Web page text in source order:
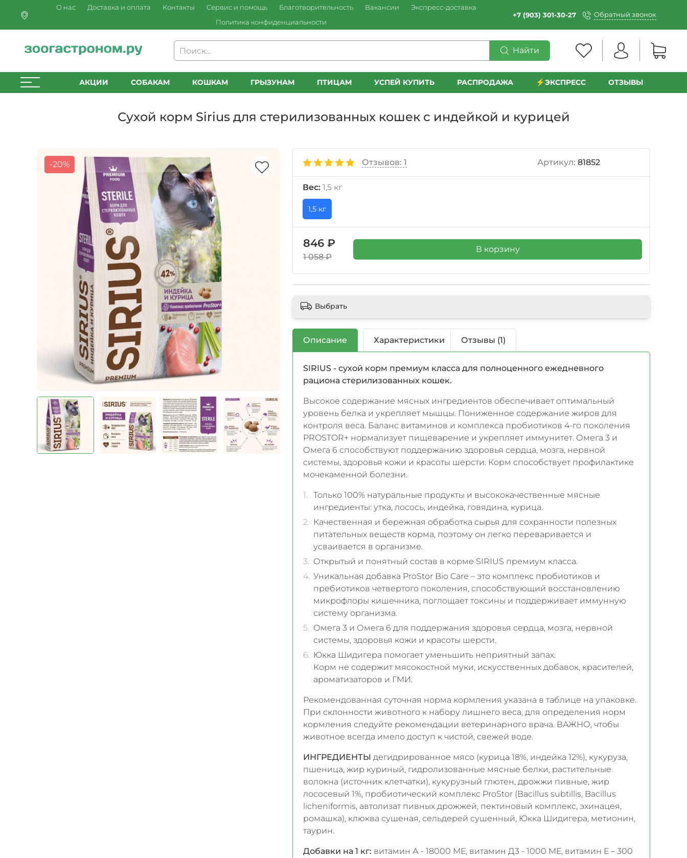
О нас Доставка и оплата Контакты Сервис и помощь Благотворительность Вакансии
Экспресс-доставка
Политика конфиденциальности
+7 (903) 301-30-27 Обратный звонок
Найти
АКЦИИ СОБАКАМ КОШКАМ ГРЫЗУНАМ ПТИЦАМ УСПЕЙ КУПИТЬ РАСПРОДАЖА ⚡️ЭКСПРЕСС ОТЗЫВЫ
Сухой корм Sirius для стерилизованных кошек с индейкой и курицей
-20% Отзывов: 1 Артикул: 81852
Вес: 1,5 кг
1,5 кг
846 ₽
1 058 ₽
В корзину
Выбрать
Описание Характеристики Отзывы (1)
SIRIUS - сухой корм премиум класса для полноценного ежедневного
рациона стерилизованных кошек.
Высокое содержание мясных ингредиентов обеспечивает оптимальный
уровень белка и укрепляет мышцы. Пониженное содержание жиров для
контроля веса. Баланс витаминов и комплекса пробиотиков 4-го поколения
PROSTOR+ нормализует пищеварение и укрепляет иммунитет. Омега 3 и
Омега 6 способствуют поддержанию здоровья сердца, мозга, нервной
системы, здоровья кожи и красоты шерсти. Корм способствует профилактике
мочекаменной болезни.
Только 100% натуральные продукты и высококачественные мясные
ингредиенты: утка, лосось, индейка, говядина, курица.
Качественная и бережная обработка сырья для сохранности полезных
питательных веществ корма, поэтому он легко переваривается и
усваивается в организме.
Открытый и понятный состав в корме SIRIUS премиум класса.
Уникальная добавка ProStor Bio Care – это комплекс пробиотиков и
пребиотиков четвертого поколения, способствующий восстановлению
микрофлоры кишечника, поглощает токсины и поддерживает иммунную
систему организма.
Омега 3 и Омега 6 для поддержания здоровья сердца, мозга, нервной
системы, здоровья кожи и красоты шерсти.
Юкка Шидигера помогает уменьшить неприятный запах.
Корм не содержит мясокостной муки, искусственных добавок, красителей,
ароматизаторов и ГМИ.
Рекомендованная суточная норма кормления указана в таблице на упаковке.
При склонности животного к набору лишнего веса, для определения норм
кормления следуйте рекомендации ветеринарного врача. ВАЖНО, чтобы
животное всегда имело доступ к чистой, свежей воде.
ИНГРЕДИЕНТЫ дегидрированное мясо (курица 18%, индейка 12%), кукуруза,
пшеница, жир куриный, гидролизованные мясные белки, растительные
волокна (источник клетчатки), кукурузный глютен, дрожжи пивные, жир
лососевый 1%, пробиотический комплекс ProStor (Bacillus subtillis, Bacillus
licheniformis, автолизат пивных дрожжей, пектиновый комплекс, эхинацея,
ромашка), клюква сушеная, сельдерей сушенный, Юкка Шидигера, метионин,
таурин.
Добавки на 1 кг: витамин А - 18000 МЕ, витамин Д3 - 1000 МЕ, витамин Е – 300